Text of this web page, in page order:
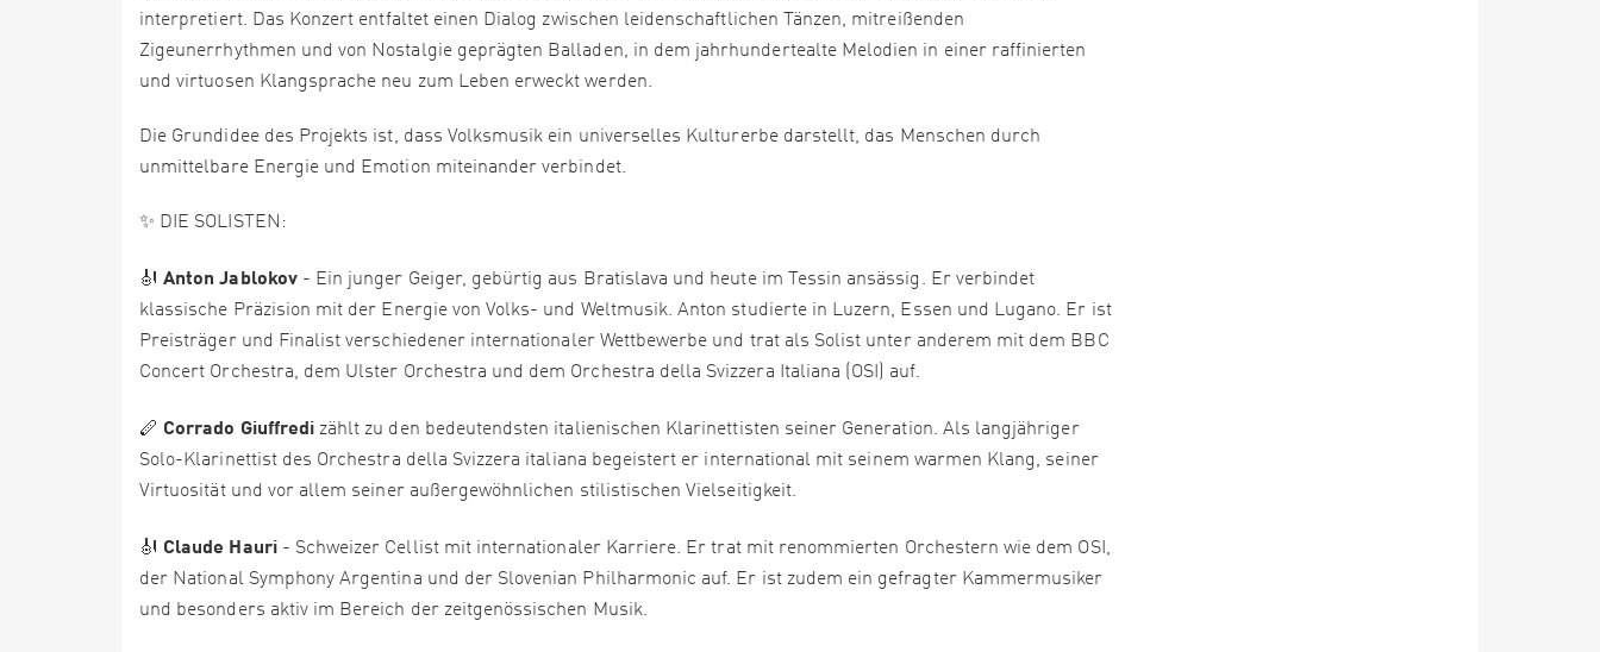
interpretiert. Das Konzert entfaltet einen Dialog zwischen leidenschaftlichen Tänzen, mitreißenden
Zigeunerrhythmen und von Nostalgie geprägten Balladen, in dem jahrhundertealte Melodien in einer raffinierten
und virtuosen Klangsprache neu zum Leben erweckt werden.
Die Grundidee des Projekts ist, dass Volksmusik ein universelles Kulturerbe darstellt, das Menschen durch
unmittelbare Energie und Emotion miteinander verbindet.
✨ DIE SOLISTEN:
🎻Anton Jablokov- Ein junger Geiger, gebürtig aus Bratislava und heute im Tessin ansässig. Er verbindet
klassische Präzision mit der Energie von Volks- und Weltmusik. Anton studierte in Luzern, Essen und Lugano. Er ist
Preisträger und Finalist verschiedener internationaler Wettbewerbe und trat als Solist unter anderem mit dem BBC
Concert Orchestra, dem Ulster Orchestra und dem Orchestra della Svizzera Italiana (OSI) auf.
🪈 Corrado Giuffredizählt zu den bedeutendsten italienischen Klarinettisten seiner Generation. Als langjähriger
Solo-Klarinettist des Orchestra della Svizzera italiana begeistert er international mit seinem warmen Klang, seiner
Virtuosität und vor allem seiner außergewöhnlichen stilistischen Vielseitigkeit.
🎻 Claude Hauri- Schweizer Cellist mit internationaler Karriere. Er trat mit renommierten Orchestern wie dem OSI,
der National Symphony Argentina und der Slovenian Philharmonic auf. Er ist zudem ein gefragter Kammermusiker
und besonders aktiv im Bereich der zeitgenössischen Musik.